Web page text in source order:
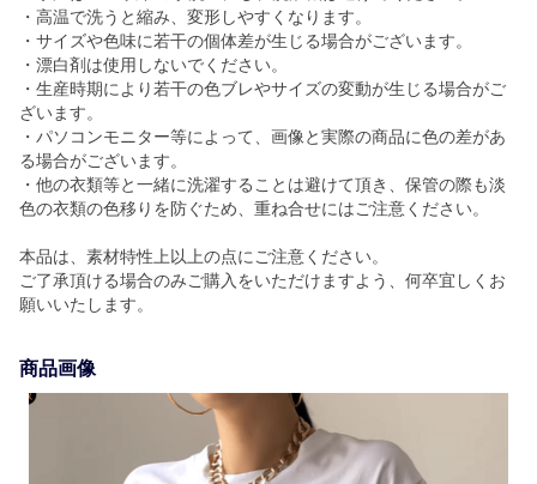
・高温で洗うと縮み、変形しやすくなります。
・サイズや色味に若干の個体差が生じる場合がございます。
・漂白剤は使用しないでください。
・生産時期により若干の色ブレやサイズの変動が生じる場合がご
ざいます。
・パソコンモニター等によって、画像と実際の商品に色の差があ
る場合がございます。
・他の衣類等と一緒に洗濯することは避けて頂き、保管の際も淡
色の衣類の色移りを防ぐため、重ね合せにはご注意ください。
本品は、素材特性上以上の点にご注意ください。
ご了承頂ける場合のみご購入をいただけますよう、何卒宜しくお
願いいたします。
商品画像